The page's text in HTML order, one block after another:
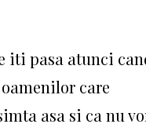
iti pasa atunci
care
asa si ca nu